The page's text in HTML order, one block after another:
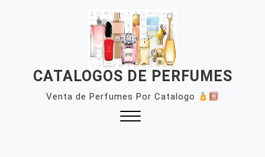
CATALOGOS DE PERFUMES
Venta de Perfumes Por Catalogo